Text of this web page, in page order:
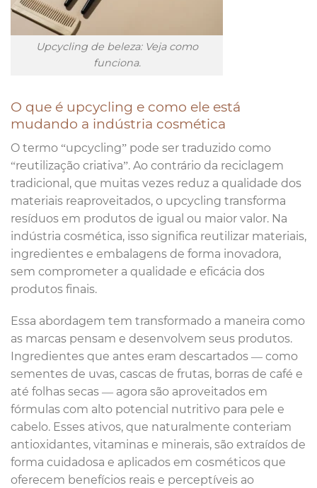
Upcycling de beleza: Veja como
funciona.
O que é upcycling e como ele está
mudando a indústria cosmética
O termo “upcycling” pode ser traduzido como
“reutilização criativa”. Ao contrário da reciclagem
tradicional, que muitas vezes reduz a qualidade dos
materiais reaproveitados, o upcycling transforma
resíduos em produtos de igual ou maior valor. Na
indústria cosmética, isso significa reutilizar materiais,
ingredientes e embalagens de forma inovadora,
sem comprometer a qualidade e eficácia dos
produtos finais.
Essa abordagem tem transformado a maneira como
as marcas pensam e desenvolvem seus produtos.
Ingredientes que antes eram descartados — como
sementes de uvas, cascas de frutas, borras de café e
até folhas secas — agora são aproveitados em
fórmulas com alto potencial nutritivo para pele e
cabelo. Esses ativos, que naturalmente conteriam
antioxidantes, vitaminas e minerais, são extraídos de
forma cuidadosa e aplicados em cosméticos que
oferecem benefícios reais e perceptíveis ao